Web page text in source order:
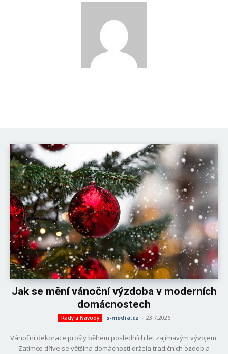
Jak se mění vánoční výzdoba v moderních
domácnostech
Rady a Návody s-media.cz - 23.7.2026
Vánoční dekorace prošly během posledních let zajímavým vývojem.
Zatímco dříve se většina domácností držela tradičních ozdob a